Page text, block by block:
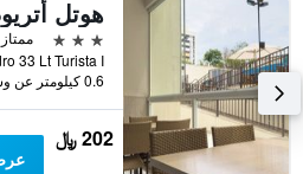
3 نجوم
ممتاز 8.0
0.6 كيلومتر عن وسط المدينة
202 ﷼